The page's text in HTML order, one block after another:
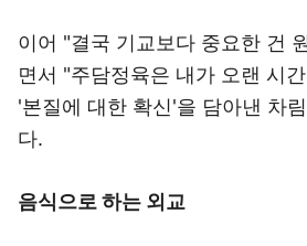
이어 "결국 기교보다 중요한 건
면서 "주담정육은 내가 오랜 시
'본질에 대한 확신'을 담아낸 차
다.
음식으로 하는 외교